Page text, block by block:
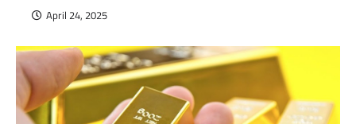
April 24, 2025